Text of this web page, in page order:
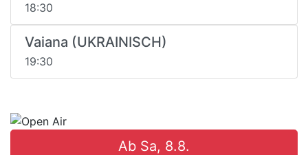
18:30
Vaiana (UKRAINISCH)
19:30
Ab Sa, 8.8.